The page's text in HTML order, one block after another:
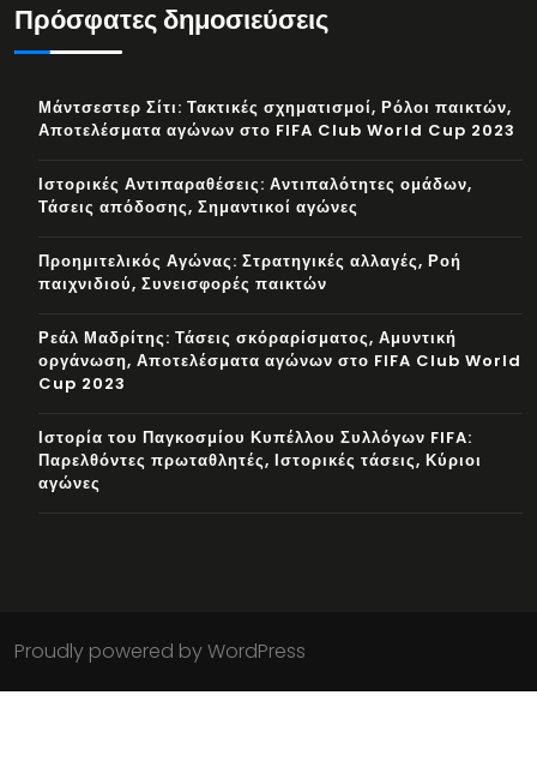
Πρόσφατες δημοσιεύσεις
Μάντσεστερ Σίτι: Τακτικές σχηματισμοί, Ρόλοι παικτών,
Αποτελέσματα αγώνων στο FIFA Club World Cup 2023
Ιστορικές Αντιπαραθέσεις: Αντιπαλότητες ομάδων,
Τάσεις απόδοσης, Σημαντικοί αγώνες
Προημιτελικός Αγώνας: Στρατηγικές αλλαγές, Ροή
παιχνιδιού, Συνεισφορές παικτών
Ρεάλ Μαδρίτης: Τάσεις σκόραρίσματος, Αμυντική
οργάνωση, Αποτελέσματα αγώνων στο FIFA Club World
Cup 2023
Ιστορία του Παγκοσμίου Κυπέλλου Συλλόγων FIFA:
Παρελθόντες πρωταθλητές, Ιστορικές τάσεις, Κύριοι
αγώνες
Proudly powered by WordPress